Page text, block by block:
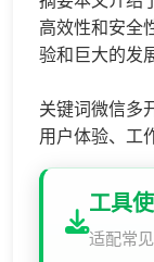
高效性和安全
验和巨大的发
关键词微信多
用户体验、工
工具
适配常